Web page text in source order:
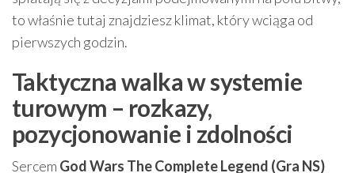
to właśnie tutaj znajdziesz klimat, który wciąga od
pierwszych godzin.
Taktyczna walka w systemie
turowym – rozkazy,
pozycjonowanie i zdolności
Sercem God Wars The Complete Legend (Gra NS)